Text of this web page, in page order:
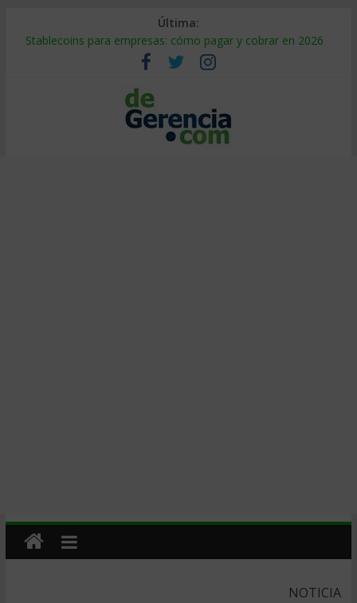
Última:
Stablecoins para empresas: cómo pagar y cobrar en 2026
Despido silencioso: qué es y por qué sale tan caro
IA en selección de personal: cómo auditarla a tiempo
Trabajo forzoso en la cadena de suministro: qué hacer
Mercado hispano de EE. UU.: cómo segmentarlo y venderle
NOTICIA